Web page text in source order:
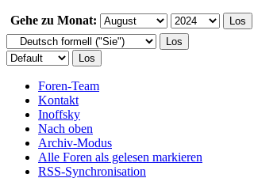
Gehe zu Monat:
Foren-Team
Kontakt
Inoffsky
Nach oben
Archiv-Modus
Alle Foren als gelesen markieren
RSS-Synchronisation